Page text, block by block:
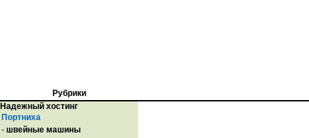
Рубрики
Надежный хостинг
Портниха
- швейные машины